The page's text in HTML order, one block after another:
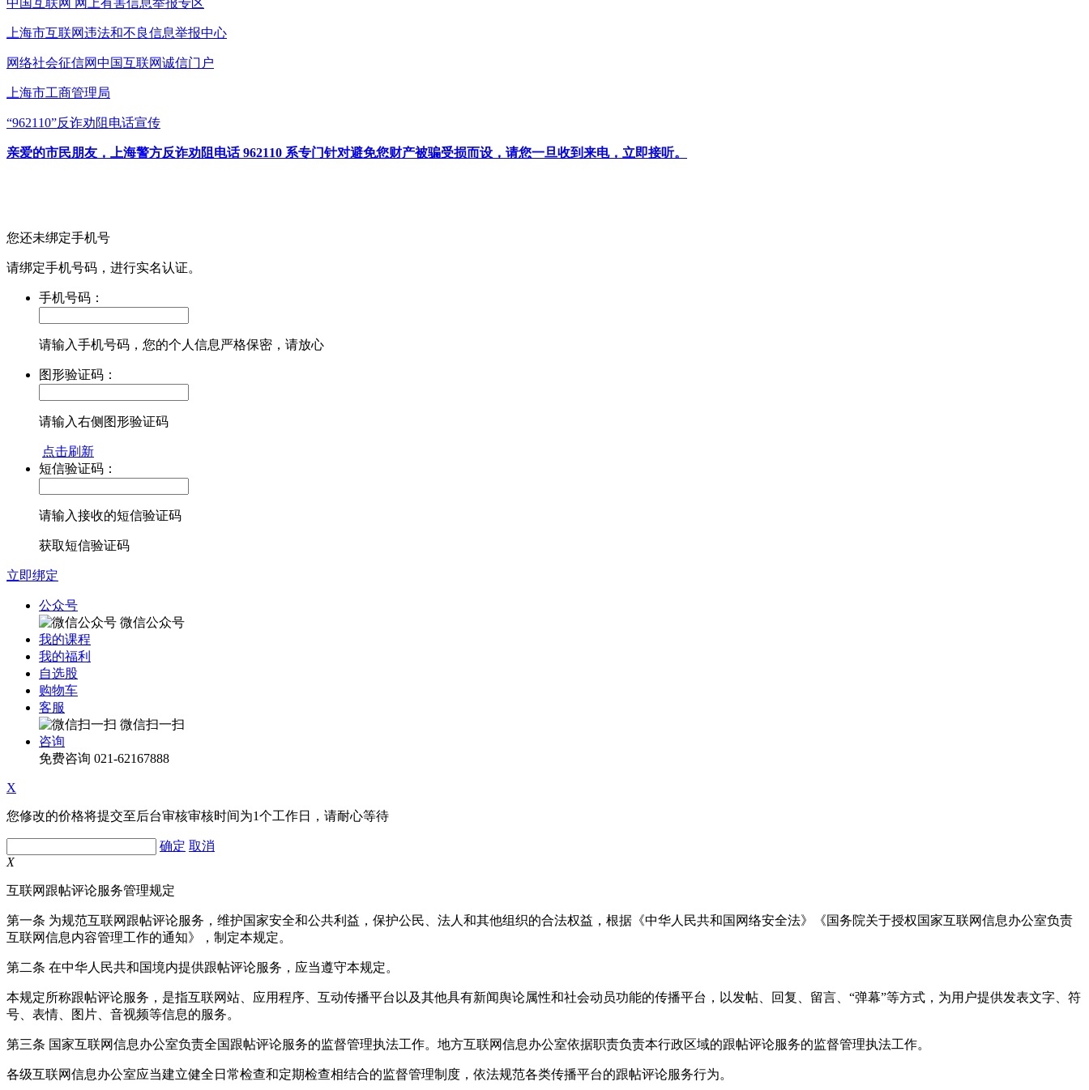
上海市互联网违法和不良信息举报中心
网络社会征信网中国互联网诚信门户
上海市工商管理局
“962110”反诈劝阻电话宣传
亲爱的市民朋友，上海警方反诈劝阻电话 962110 系专门针对避免您财产被骗受损而设，请您一旦收到来电，立即接听。
您还未绑定手机号
请绑定手机号码，进行实名认证。
手机号码：
请输入手机号码，您的个人信息严格保密，请放心
图形验证码：
请输入右侧图形验证码
点击刷新
短信验证码：
请输入接收的短信验证码
获取短信验证码
立即绑定
公众号
微信公众号
我的课程
我的福利
自选股
购物车
客服
微信扫一扫
咨询
免费咨询 021-62167888
X
您修改的价格将提交至后台审核审核时间为1个工作日，请耐心等待
确定 取消
X
互联网跟帖评论服务管理规定
第一条 为规范互联网跟帖评论服务，维护国家安全和公共利益，保护公民、法人和其他组织的合法权益，根据《中华人民共和国网络安全法》《国务院关于授权国家互联网信息办公室负责
互联网信息内容管理工作的通知》，制定本规定。
第二条 在中华人民共和国境内提供跟帖评论服务，应当遵守本规定。
本规定所称跟帖评论服务，是指互联网站、应用程序、互动传播平台以及其他具有新闻舆论属性和社会动员功能的传播平台，以发帖、回复、留言、“弹幕”等方式，为用户提供发表文字、符
号、表情、图片、音视频等信息的服务。
第三条 国家互联网信息办公室负责全国跟帖评论服务的监督管理执法工作。地方互联网信息办公室依据职责负责本行政区域的跟帖评论服务的监督管理执法工作。
各级互联网信息办公室应当建立健全日常检查和定期检查相结合的监督管理制度，依法规范各类传播平台的跟帖评论服务行为。